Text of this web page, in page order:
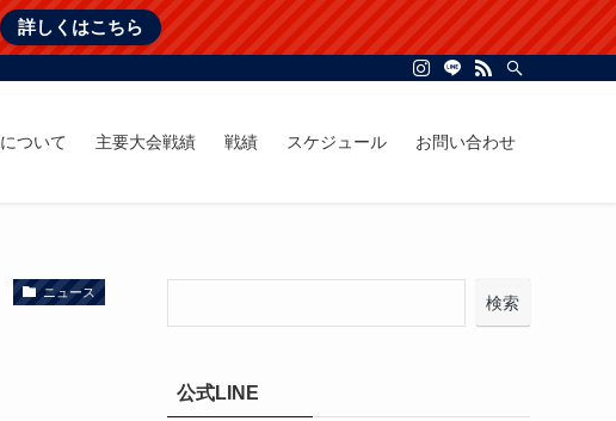
詳しくはこちら
ついて 主要大会戦績 戦績 スケジュール お問い合わせ
ニュース
検索
公式LINE